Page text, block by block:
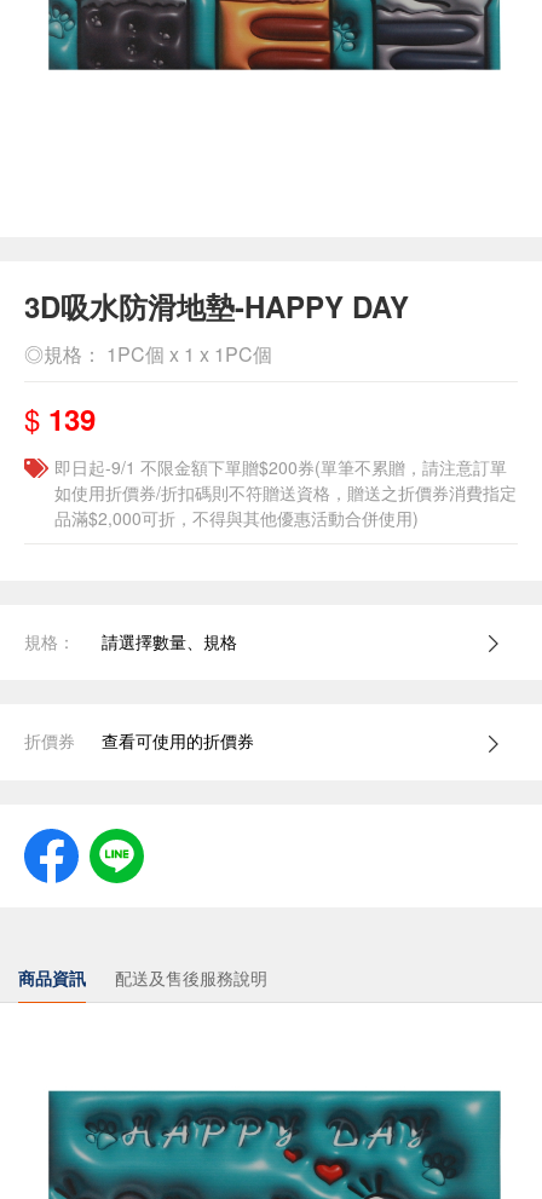
3D吸水防滑地墊-HAPPY DAY
◎規格： 1PC個 x 1 x 1PC個
$ 139
即日起-9/1 不限金額下單贈$200券(單筆不累贈，請注意訂單
如使用折價券/折扣碼則不符贈送資格，贈送之折價券消費指定
品滿$2,000可折，不得與其他優惠活動合併使用)
規格： 請選擇數量、規格
折價券 查看可使用的折價券
商品資訊 配送及售後服務說明